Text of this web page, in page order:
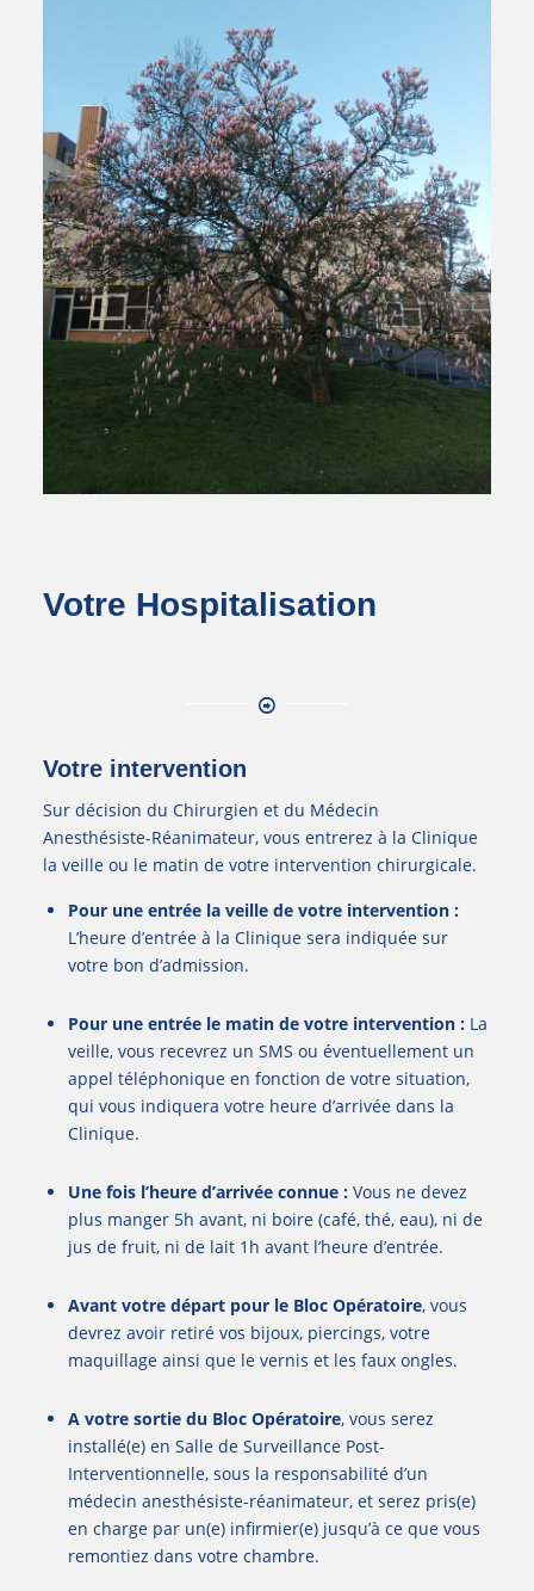
Votre Hospitalisation
Votre intervention
Sur décision du Chirurgien et du Médecin
Anesthésiste-Réanimateur, vous entrerez à la Clinique
la veille ou le matin de votre intervention chirurgicale.
Pour une entrée la veille de votre intervention :
L’heure d’entrée à la Clinique sera indiquée sur
votre bon d’admission.
Pour une entrée le matin de votre intervention : La
veille, vous recevrez un SMS ou éventuellement un
appel téléphonique en fonction de votre situation,
qui vous indiquera votre heure d’arrivée dans la
Clinique.
Une fois l’heure d’arrivée connue :Vous ne devez
plus manger 5h avant, ni boire (café, thé, eau), ni de
jus de fruit, ni de lait 1h avant l’heure d’entrée.
Avant votre départ pour le Bloc Opératoire, vous
devrez avoir retiré vos bijoux, piercings, votre
maquillage ainsi que le vernis et les faux ongles.
A votre sortie du Bloc Opératoire, vous serez
installé(e) en Salle de Surveillance Post-
Interventionnelle, sous la responsabilité d’un
médecin anesthésiste-réanimateur, et serez pris(e)
en charge par un(e) infirmier(e) jusqu’à ce que vous
remontiez dans votre chambre.